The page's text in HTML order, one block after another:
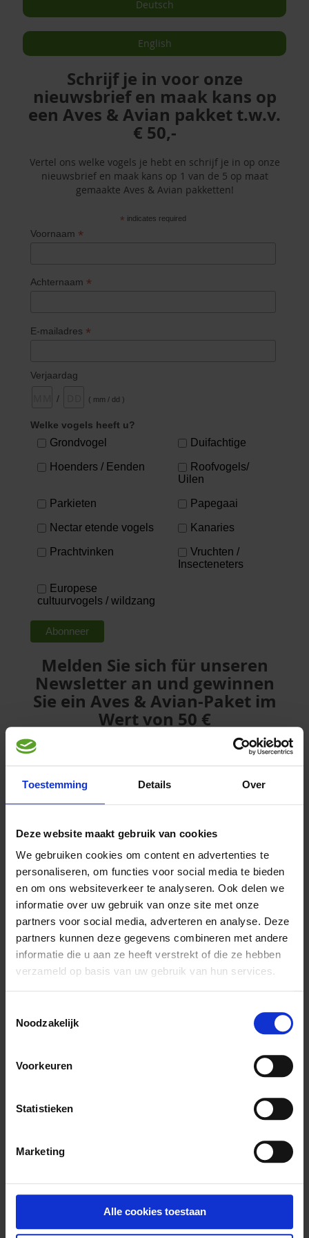
Toestemming Details Over
Deze website maakt gebruik van cookies
We gebruiken cookies om content en advertenties te
personaliseren, om functies voor social media te bieden
en om ons websiteverkeer te analyseren. Ook delen we
informatie over uw gebruik van onze site met onze
partners voor social media, adverteren en analyse. Deze
partners kunnen deze gegevens combineren met andere
informatie die u aan ze heeft verstrekt of die ze hebben
verzameld op basis van uw gebruik van hun services.
Noodzakelijk
Voorkeuren
Statistieken
Marketing
Alle cookies toestaan
Deutsch
English
Schrijf je in voor onze
nieuwsbrief en maak kans op
een Aves & Avian pakket t.w.v.
€ 50,-
Vertel ons welke vogels je hebt en schrijf je in op onze
nieuwsbrief en maak kans op 1 van de 5 op maat
gemaakte Aves & Avian pakketten!
* indicates required
Voornaam *
Achternaam *
E-mailadres *
Verjaardag
/ ( mm / dd )
Welke vogels heeft u?
Grondvogel Duifachtige
Hoenders / Eenden
Roofvogels/
Uilen
Parkieten Papegaai
Nectar etende vogels Kanaries
Prachtvinken
Vruchten /
Insecteneters
Europese
cultuurvogels / wildzang
Melden Sie sich für unseren
Newsletter an und gewinnen
Sie ein Aves & Avian-Paket im
Wert von 50 €
Sagen Sie uns, welche Vögel Sie haben, abonnieren Sie
unseren Newsletter und gewinnen Sie eines der 5
Vorname
Nachname
Geburtstag
/ ( mm / dd )
Bodenvogel
Sittiche
Vögel